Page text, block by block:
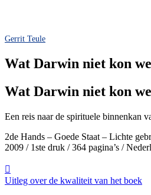
Gerrit Teule
Wat Darwin niet kon
Wat Darwin niet kon
Een reis naar de spirituele binnenkan
2de Hands – Goede Staat – Lichte
2009 / 1ste druk / 364 pagina’s /
Uitleg over de kwaliteit van het boek